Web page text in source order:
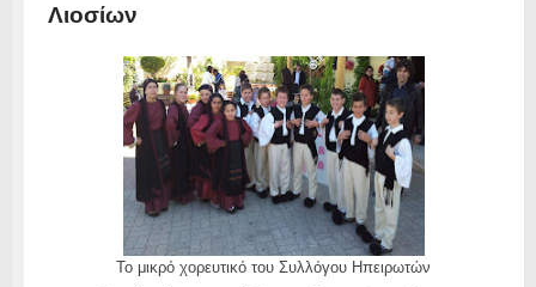
Λιοσίων
Το μικρό χορευτικό του Συλλόγου Ηπειρωτών